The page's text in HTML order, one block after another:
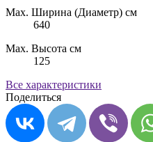
Max. Ширина (Диаметр) см
640
Max. Высота см
125
Все характеристики
Поделиться